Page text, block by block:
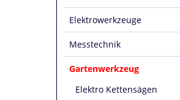
Elektrowerkzeuge
Messtechnik
Gartenwerkzeug
Elektro Kettensägen